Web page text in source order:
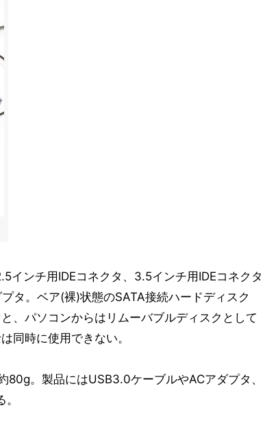
インチ用IDEコネクタ、3.5インチ用IDEコネクタ
タ。ベア(裸)状態のSATA接続ハードディスク
、パソコンからはリムーバブルディスクとして
同時に使用できない。
。製品にはUSB3.0ケーブルやACアダプタ、